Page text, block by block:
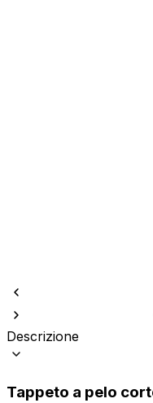
Descrizione
Tappeto a pelo